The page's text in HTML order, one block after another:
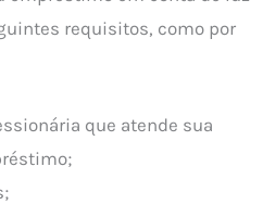
requisitos, como por
que atende sua